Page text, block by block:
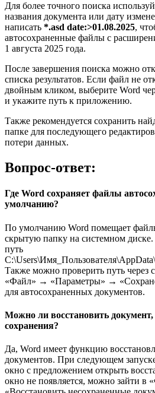
Для более точного поиска
названия документа или дату
написать *.asd date:>01.08.2025,
автосохраненные файлы с
1 августа 2025 года.
После завершения поиска можно
списка результатов. Если файл не
двойным кликом, выберите Word
и укажите путь к приложению.
Также рекомендуется сохранить
папке для последующего
потери данных.
Вопрос-ответ:
Где Word сохраняет файлы
умолчанию?
По умолчанию Word помещает
скрытую папку на системном
путь
Также можно проверить путь через
«Файл» → «Параметры» →
для автосохраненных документов.
Можно ли восстановить
сохранения?
Да, Word имеет функцию
документов. При следующем
окно с предложением открыть
окно не появляется, можно зайти